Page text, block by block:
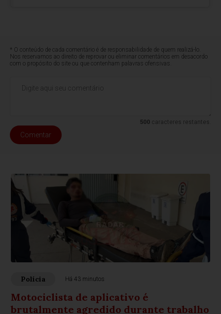
* O conteúdo de cada comentário é de responsabilidade de quem realizá-lo.
Nos reservamos ao direito de reprovar ou eliminar comentários em desacordo
com o propósito do site ou que contenham palavras ofensivas.
500caracteres restantes.
Comentar
Polícia Há 43 minutos
Motociclista de aplicativo é
brutalmente agredido durante trabalho